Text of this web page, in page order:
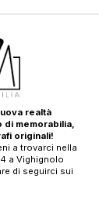
realtà
di memorabilia,
originali!
a trovarci nella
a Vighignolo
di seguirci sui